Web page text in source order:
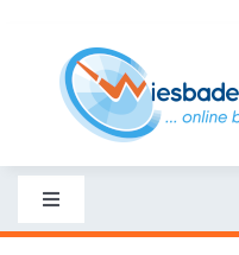
content
Toggle
Navigation